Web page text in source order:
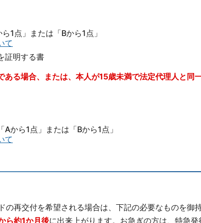
1点」または「Bから1点」
て
証明する書
る場合、または、本人が15歳未満で法定代理人と同
から1点」または「Bから1点」
て
再交付を希望される場合は、下記の必要なものを御
ら約1か月後に出来上がります。お急ぎの方は、特急発